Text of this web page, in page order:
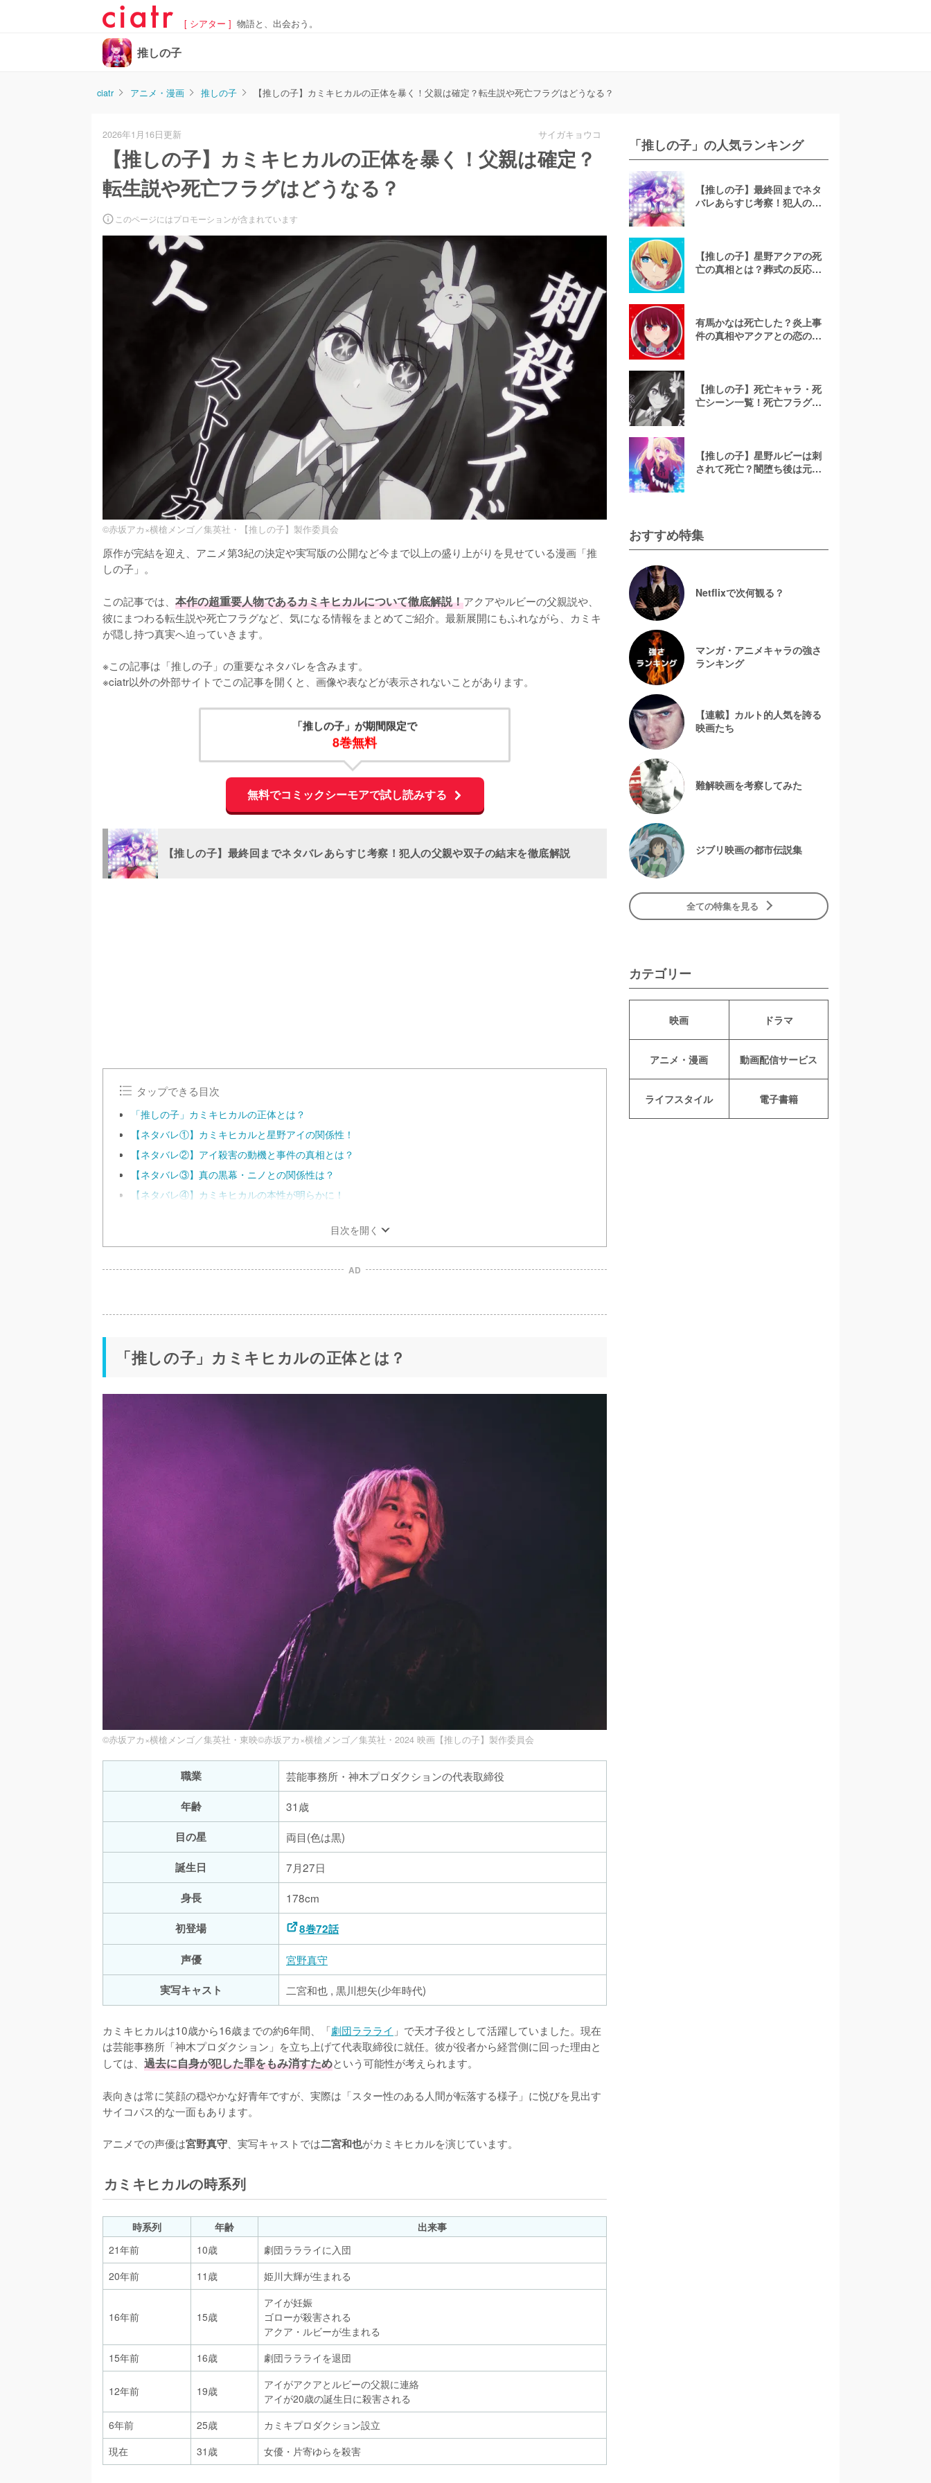
[ シアター ] 物語と、出会おう。
推しの子
ciatr アニメ・漫画 推しの子 【推しの子】カミキヒカルの正体を暴く！父親は確定？転生説や死亡フラグはどうなる？
2026年1月16日更新 サイガキョウコ
【推しの子】カミキヒカルの正体を暴く！父親は確定？
転生説や死亡フラグはどうなる？
このページにはプロモーションが含まれています
©赤坂アカ×横槍メンゴ／集英社・【推しの子】製作委員会
原作が完結を迎え、アニメ第3紀の決定や実写版の公開など今まで以上の盛り上がりを見せている漫画「推
しの子」。
この記事では、 本作の超重要人物であるカミキヒカルについて徹底解説！アクアやルビーの父親説や、
彼にまつわる転生説や死亡フラグなど、気になる情報をまとめてご紹介。最新展開にもふれながら、カミキ
が隠し持つ真実へ迫っていきます。
※この記事は「推しの子」の重要なネタバレを含みます。
※ciatr以外の外部サイトでこの記事を開くと、画像や表などが表示されないことがあります。
「推しの子」が期間限定で
8巻無料
無料でコミックシーモアで試し読みする
【推しの子】最終回までネタバレあらすじ考察！犯人の父親や双子の結末を徹底解説
タップできる目次
「推しの子」カミキヒカルの正体とは？
【ネタバレ①】カミキヒカルと星野アイの関係性！
【ネタバレ②】アイ殺害の動機と事件の真相とは？
【ネタバレ③】真の黒幕・ニノとの関係性は？
【ネタバレ④】カミキヒカルの本性が明らかに！
目次を開く
AD
「推しの子」カミキヒカルの正体とは？
©赤坂アカ×横槍メンゴ／集英社・東映©赤坂アカ×横槍メンゴ／集英社・2024 映画【推しの子】製作委員会
職業
芸能事務所・神木プロダクションの代表取締役
年齢
31歳
目の星
両目(色は黒)
誕生日
7月27日
身長
178cm
初登場
8巻72話
声優
宮野真守
実写キャスト
二宮和也 , 黒川想矢(少年時代)
カミキヒカルは10歳から16歳までの約6年間、「劇団ララライ 」で天才子役として活躍していました。現在
は芸能事務所「神木プロダクション」を立ち上げて代表取締役に就任。彼が役者から経営側に回った理由と
しては、 過去に自身が犯した罪をもみ消すためという可能性が考えられます。
表向きは常に笑顔の穏やかな好青年ですが、実際は「スター性のある人間が転落する様子」に悦びを見出す
サイコパス的な一面もあります。
アニメでの声優は宮野真守 、実写キャストでは二宮和也がカミキヒカルを演じています。
カミキヒカルの時系列
時系列 年齢
出来事
21年前
10歳
劇団ララライに入団
20年前
11歳 姫川大輝が生まれる
16年前 15歳
アイが妊娠
ゴローが殺害される
アクア・ルビーが生まれる
15年前
16歳 劇団ララライを退団
12年前 19歳
アイがアクアとルビーの父親に連絡
アイが20歳の誕生日に殺害される
6年前
25歳
カミキプロダクション設立
現在
31歳 女優・片寄ゆらを殺害
「推しの子」の人気ランキング
【推しの子】最終回までネタ
バレあらすじ考察！犯人の父
【推しの子】星野アクアの死
亡の真相とは？葬式の反応や
有馬かなは死亡した？炎上事
件の真相やアクアとの恋の結
【推しの子】死亡キャラ・死
亡シーン一覧！死亡フラグは
【推しの子】星野ルビーは刺
されて死亡？闇堕ち後は元に
おすすめ特集
Netflixで次何観る？
マンガ・アニメキャラの強さ
ランキング
【連載】カルト的人気を誇る
映画たち
難解映画を考察してみた
ジブリ映画の都市伝説集
全ての特集を見る
カテゴリー
映画 ドラマ
アニメ・漫画 動画配信サービス
ライフスタイル 電子書籍